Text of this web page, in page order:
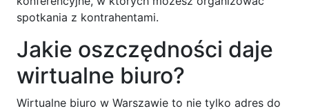
spotkania z kontrahentami.
Jakie oszczędności daje
wirtualne biuro?
Wirtualne biuro w Warszawie to nie tylko adres do